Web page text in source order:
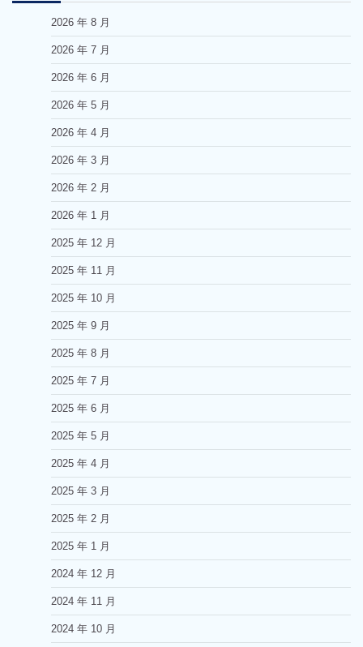
2026 年 8 月
2026 年 7 月
2026 年 6 月
2026 年 5 月
2026 年 4 月
2026 年 3 月
2026 年 2 月
2026 年 1 月
2025 年 12 月
2025 年 11 月
2025 年 10 月
2025 年 9 月
2025 年 8 月
2025 年 7 月
2025 年 6 月
2025 年 5 月
2025 年 4 月
2025 年 3 月
2025 年 2 月
2025 年 1 月
2024 年 12 月
2024 年 11 月
2024 年 10 月